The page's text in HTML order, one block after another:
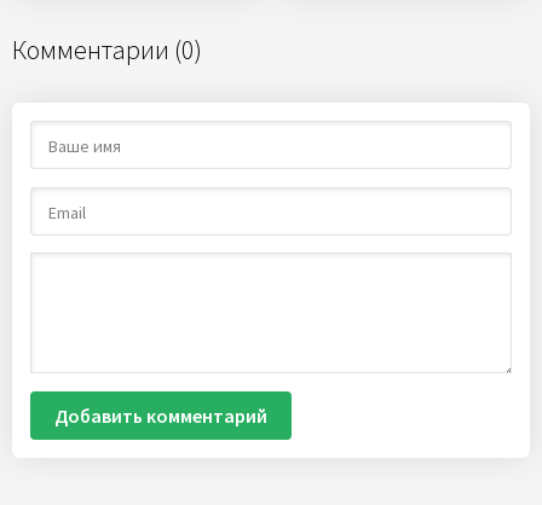
Комментарии (0)
Добавить комментарий